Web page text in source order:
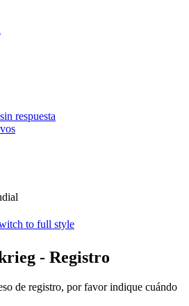
respuesta
to full style
- Registro
de registro, por favor indique cuándo